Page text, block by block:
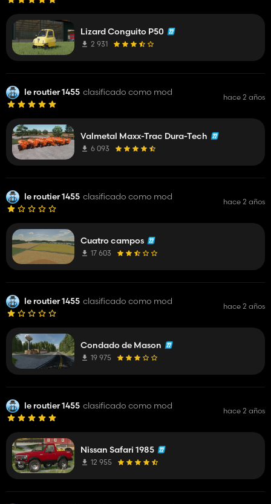
Lizard Conguito P50
2 931
le routier 1455 clasificado como mod hace 2 años
Valmetal Maxx-Trac Dura-Tech
6 093
le routier 1455 clasificado como mod hace 2 años
Cuatro campos
17 603
le routier 1455 clasificado como mod hace 2 años
Condado de Mason
19 975
le routier 1455 clasificado como mod hace 2 años
Nissan Safari 1985
12 955